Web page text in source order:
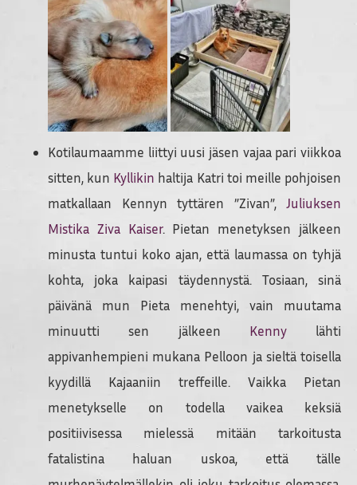
Kotilaumaamme liittyi uusi jäsen vajaa pari viikkoa
sitten, kun Kyllikin haltija Katri toi meille pohjoisen
matkallaan Kennyn tyttären ”Zivan”, Juliuksen
Mistika Ziva Kaiser. Pietan menetyksen jälkeen
minusta tuntui koko ajan, että laumassa on tyhjä
kohta, joka kaipasi täydennystä. Tosiaan, sinä
päivänä mun Pieta menehtyi, vain muutama
minuutti sen jälkeen Kennylähti
appivanhempieni mukana Pelloon ja sieltä toisella
kyydillä Kajaaniin treffeille. Vaikka Pietan
menetykselle on todella vaikea keksiä
positiivisessa mielessä mitään tarkoitusta
fatalistina haluan uskoa, että tälle